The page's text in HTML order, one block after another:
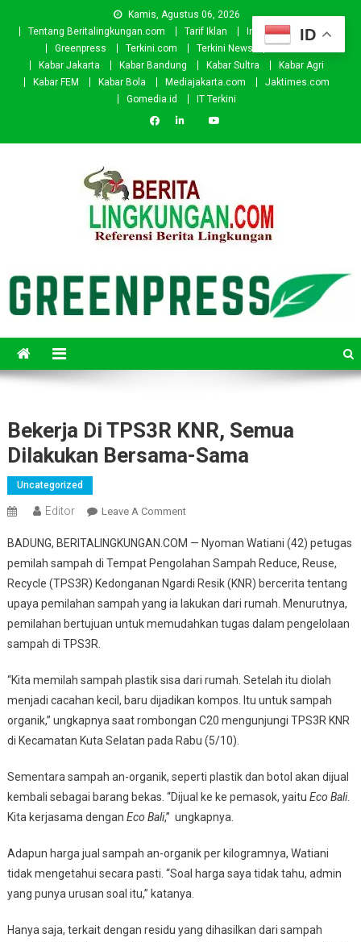
Kamis, Agustus 06, 2026
Tentang Beritalingkungan.com
Tarif Iklan Investor
Donasi
Greenpress
Terkini.com Terkini News
Kabar.id
Kabar Jakarta
Kabar Bandung Kabar Sultra
Kabar Agri
Kabar FEM
Kabar Bola Mediajakarta.com
Jaktimes.com
Gomedia.id
IT Terkini
Bekerja Di TPS3R KNR, Semua
Dilakukan Bersama-Sama
Uncategorized
Editor Leave A CommentOn
Di
TPS3R
KNR,
Semua
Dilakukan
BADUNG, BERITALINGKUNGAN.COM — Nyoman Watiani (42) petugas
pemilah sampah di Tempat Pengolahan Sampah Reduce, Reuse,
Recycle (TPS3R) Kedonganan Ngardi Resik (KNR) bercerita tentang
upaya pemilahan sampah yang ia lakukan dari rumah. Menurutnya,
pemilahan bertujuan untuk memudahkan tugas dalam pengelolaan
sampah di TPS3R.
“Kita memilah sampah plastik sisa dari rumah. Setelah itu diolah
menjadi cacahan kecil, baru dijadikan kompos. Itu untuk sampah
organik,” ungkapnya saat rombongan C20 mengunjungi TPS3R KNR
di Kecamatan Kuta Selatan pada Rabu (5/10).
Sementara sampah an-organik, seperti plastik dan botol akan dijual
kembali sebagai barang bekas. “Dijual ke ke pemasok, yaitu Eco Bali.
Kita kerjasama dengan Eco Bali,” ungkapnya.
Adapun harga jual sampah an-organik per kilogramnya, Watiani
tidak mengetahui secara pasti. “Soal harga saya tidak tahu, admin
yang punya urusan soal itu,” katanya.
Hanya saja, terkait dengan residu yang dihasilkan dari sampah
ID